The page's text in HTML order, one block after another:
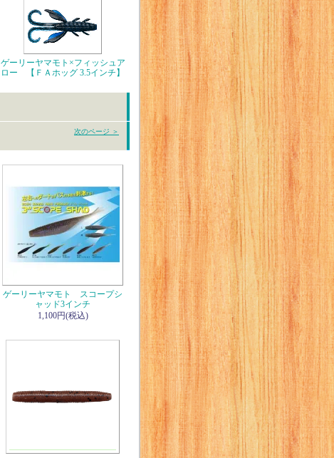
ゲーリーヤマモト×フィッシュア
ロー 【ＦＡホッグ 3.5インチ】
次のページ ＞
ゲーリーヤマモト スコープシ
ャッド3インチ
1,100円(税込)